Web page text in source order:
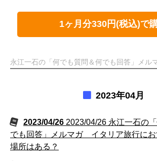
1ヶ月分330円(税込)で
永江一石の「何でも質問＆何でも回答」メル
2023年04月
2023/04/26 2023/04/26 永江一石の
でも回答」メルマガ イタリア旅行に
場所はある？